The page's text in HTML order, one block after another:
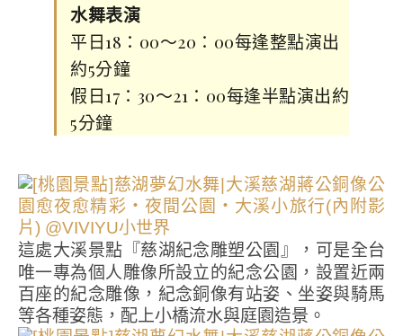
水舞表演
平日18：00～20：00每逢整點演出
約5分鐘
假日17：30～21：00每逢半點演出約
5分鐘
這處大溪景點『慈湖紀念雕塑公園』，可是全台
唯一專為個人雕像所設立的紀念公園，設置近兩
百座的紀念雕像，紀念銅像有站姿、坐姿與騎馬
等各種姿態，配上小橋流水與庭園造景。